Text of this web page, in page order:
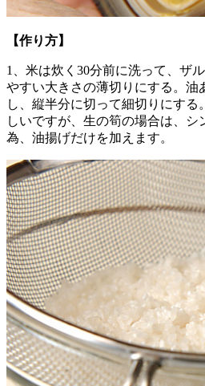
【作り方】
1、米は炊く30分前に洗って、ザ
やすい大きさの薄切りにする。油
し、縦半分に切って細切りにする
しいですが、生の筍の場合は、シ
為、油揚げだけを加えます。